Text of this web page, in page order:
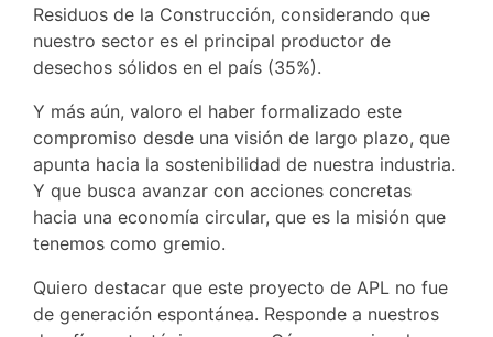
Residuos de la Construcción, considerando que
nuestro sector es el principal productor de
desechos sólidos en el país (35%).
Y más aún, valoro el haber formalizado este
compromiso desde una visión de largo plazo, que
apunta hacia la sostenibilidad de nuestra industria.
Y que busca avanzar con acciones concretas
hacia una economía circular, que es la misión que
tenemos como gremio.
Quiero destacar que este proyecto de APL no fue
de generación espontánea. Responde a nuestros